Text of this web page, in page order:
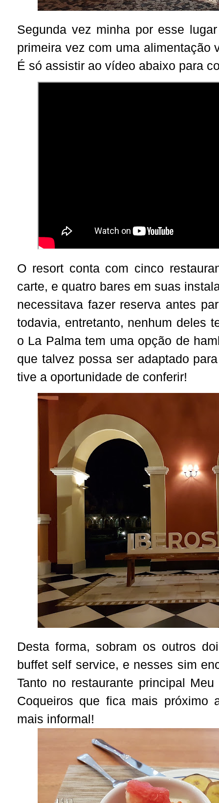
Segunda vez minha por esse
primeira vez com uma alimentação
É só assistir ao vídeo abaixo para
O resort conta com cinco
carte, e quatro bares em suas
necessitava fazer reserva antes
todavia, entretanto, nenhum deles
o La Palma tem uma opção de
que talvez possa ser adaptado
tive a oportunidade de conferir!
Desta forma, sobram os outros
buffet self service, e nesses sim
Tanto no restaurante principal
Coqueiros que fica mais próximo
mais informal!